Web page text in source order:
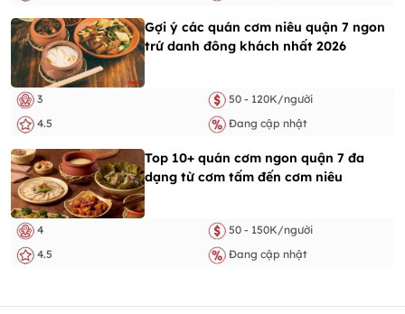
Gợi ý các quán cơm niêu quận 7 ngon
trứ danh đông khách nhất 2026
3
50 - 120K/người
4.5
Đang cập nhật
Top 10+ quán cơm ngon quận 7 đa
dạng từ cơm tấm đến cơm niêu
4
50 - 150K/người
4.5
Đang cập nhật